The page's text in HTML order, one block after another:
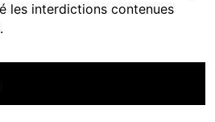
les interdictions contenues